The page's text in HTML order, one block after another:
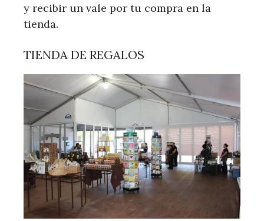
y recibir un vale por tu compra en la
tienda.
TIENDA DE REGALOS